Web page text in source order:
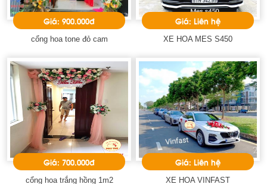
Giá: 900.000đ
cổng hoa tone đỏ cam
Giá: Liên hệ
XE HOA MES S450
Giá: 700.000đ
cổng hoa trắng hồng 1m2
Giá: Liên hệ
XE HOA VINFAST